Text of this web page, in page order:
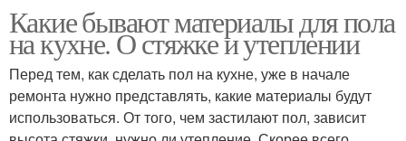
Какие бывают материалы для пола
на кухне. О стяжке и утеплении
Перед тем, как сделать пол на кухне, уже в начале
ремонта нужно представлять, какие материалы будут
использоваться. От того, чем застилают пол, зависит